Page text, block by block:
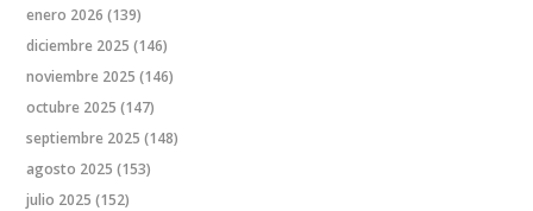
enero 2026 (139)
diciembre 2025 (146)
noviembre 2025 (146)
octubre 2025 (147)
septiembre 2025 (148)
agosto 2025 (153)
julio 2025 (152)